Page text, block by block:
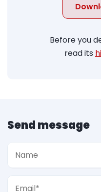
Before you
read its
Send message